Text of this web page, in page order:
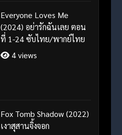
Everyone Loves Me
(2024) อย่ารักฉันเลย ตอน
ที่ 1-24 ซับไทย/พากย์ไทย
4 views
Fox Tomb Shadow (2022)
เงาสุสานจิ้งจอก